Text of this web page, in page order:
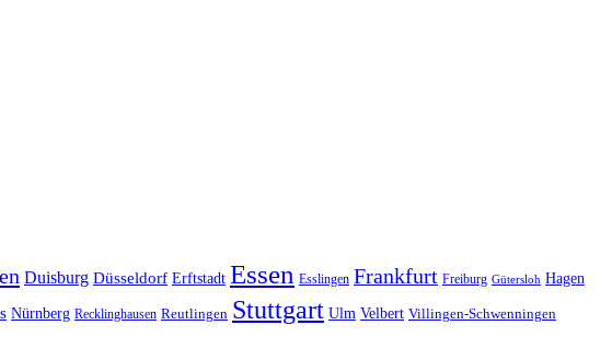
Duisburg Düsseldorf Erftstadt Essen Esslingen Frankfurt Freiburg Gütersloh Hagen
Nürnberg Recklinghausen Reutlingen Stuttgart Ulm Velbert Villingen-Schwenningen